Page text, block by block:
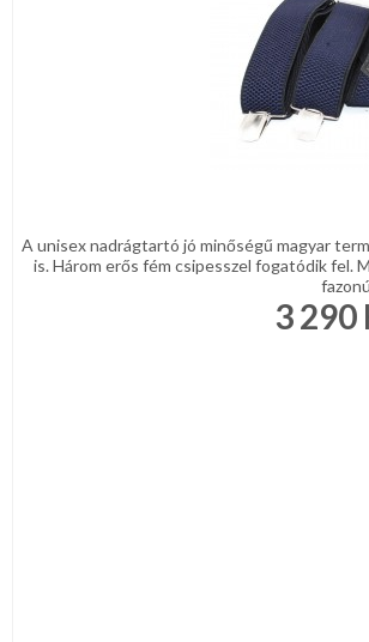
A unisex nadrágtartó jó minőségű magyar
is. Három erős fém csipesszel fogatódik fel.
3 290